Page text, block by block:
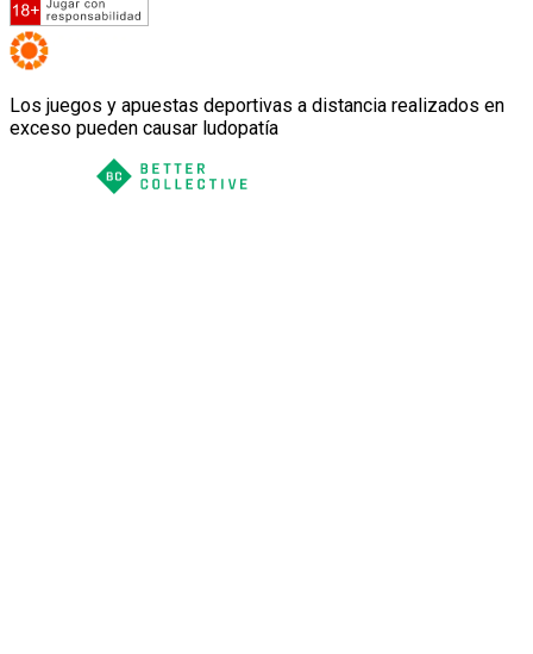
Los juegos y apuestas deportivas a distancia realizados en
exceso pueden causar ludopatía